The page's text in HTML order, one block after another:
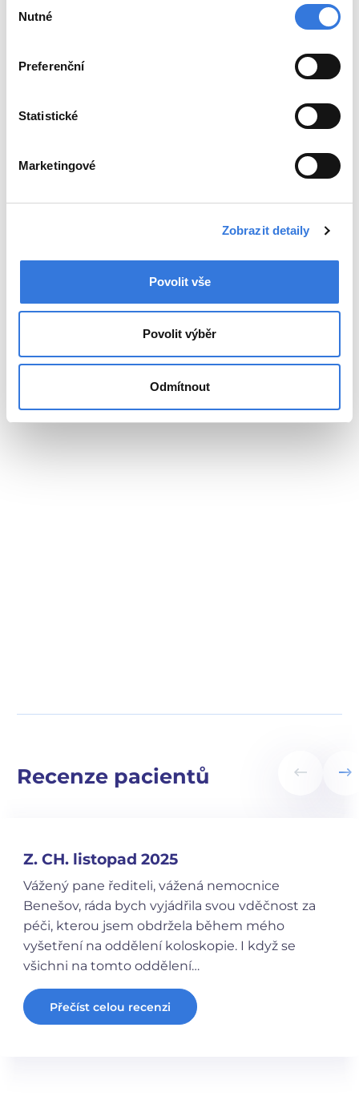
souhlasu
Nutné
Preferenční
Statistické
Marketingové
Zobrazit detaily
Povolit vše
Povolit výběr
Odmítnout
Recenze pacientů
Z. CH. listopad 2025
Vážený pane řediteli, vážená nemocnice
Benešov, ráda bych vyjádřila svou vděčnost za
péči, kterou jsem obdržela během mého
vyšetření na oddělení koloskopie. I když se
všichni na tomto oddělení…
Přečíst celou recenzi